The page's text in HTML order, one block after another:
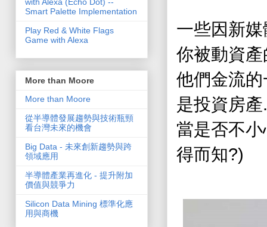
一些因新
你被動資
他們金流
是投資房產
當是否不
得而知?)
Smart Palette Implementation
Play Red & White Flags
Game with Alexa
More than Moore
More than Moore
從半導體發展趨勢與技術瓶頸
看台灣未來的機會
Big Data - 未來創新趨勢與跨
領域應用
半導體產業再進化 - 提升附加
價值與競爭力
Silicon Data Mining 標準化應
用與商機